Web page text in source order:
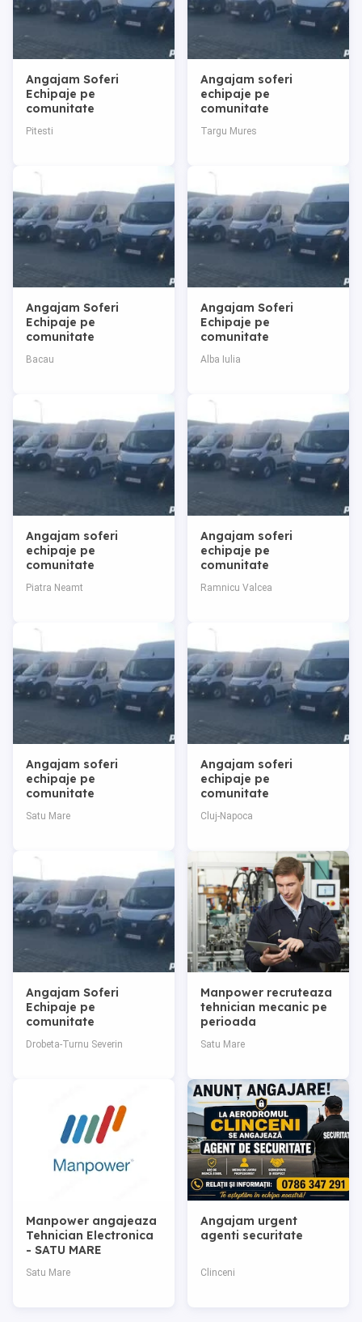
Angajam Soferi
Echipaje pe
comunitate
Pitesti
Angajam soferi
echipaje pe
comunitate
Targu Mures
Angajam Soferi
Echipaje pe
comunitate
Bacau
Angajam Soferi
Echipaje pe
comunitate
Alba Iulia
Angajam soferi
echipaje pe
comunitate
Piatra Neamt
Angajam soferi
echipaje pe
comunitate
Ramnicu Valcea
Angajam soferi
echipaje pe
comunitate
Satu Mare
Angajam soferi
echipaje pe
comunitate
Cluj-Napoca
Angajam Soferi
Echipaje pe
comunitate
Drobeta-Turnu Severin
Manpower recruteaza
tehnician mecanic pe
perioada
Satu Mare
Manpower angajeaza
Tehnician Electronica
- SATU MARE
Satu Mare
Angajam urgent
agenti securitate
Clinceni